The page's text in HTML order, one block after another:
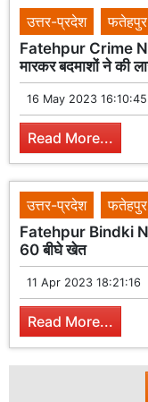
उत्तर-प्रदेश
फतेहपुर
Fatehpur Crime
मारकर बदमाशों ने की
16 May 2023 16:10:45
Read More...
उत्तर-प्रदेश
फतेहपुर
Fatehpur Bindki
60 बीघे खेत
11 Apr 2023 18:21:16
Read More...